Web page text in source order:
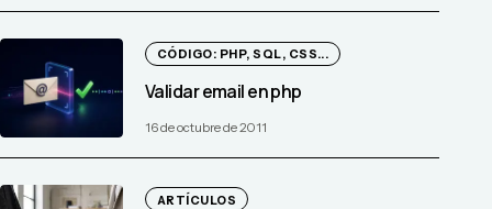
CÓDIGO: PHP, SQL, CSS...
Validar email en php
16 de octubre de 2011
ARTÍCULOS